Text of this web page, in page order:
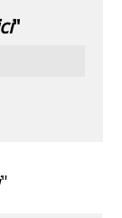
"
"